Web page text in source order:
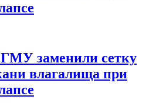
заменили сетку
влагалища при